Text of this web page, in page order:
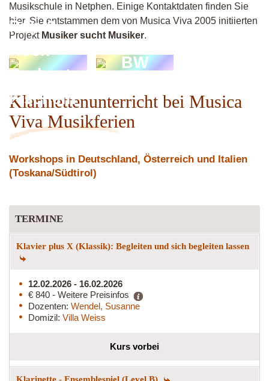
Musikschule in Netphen. Einige Kontaktdaten finden Sie
hier. Sie entstammen dem von Musica Viva 2005 initiierten
Projekt Musiker sucht Musiker.
Pop &
Rock
Orchester
Fischeln
BW
Klarinettenunterricht bei Musica
Viva Musikferien
Workshops in Deutschland, Österreich und Italien
(Toskana/Südtirol)
TERMINE
Klavier plus X (Klassik): Begleiten und sich begleiten lassen
12.02.2026 - 16.02.2026
€ 840 - Weitere Preisinfos
Dozenten: Wendel, Susanne
Domizil: Villa Weiss
Kurs vorbei